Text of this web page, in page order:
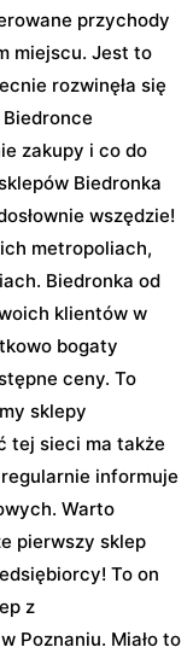
przychody
miejscu. Jest to
rozwinęła się
zakupy i co do
Biedronka
wszędzie!
metropoliach,
Biedronka od
klientów w
bogaty
ceny. To
sklepy
tej sieci ma także
informuje
Warto
pierwszy sklep
To on
z
Poznaniu. Miało to